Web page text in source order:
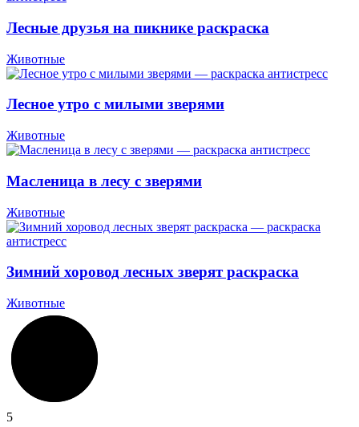
Лесные друзья на пикнике раскраска
Животные
Лесное утро с милыми зверями
Животные
Масленица в лесу с зверями
Животные
Зимний хоровод лесных зверят раскраска
Животные
5